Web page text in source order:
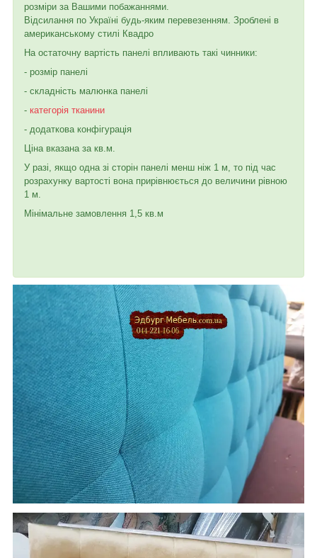
розміри за Вашими побажаннями.
Відсилання по Україні будь-яким перевезенням. Зроблені в
американському стилі Квадро
На остаточну вартість панелі впливають такі чинники:
- розмір панелі
- складність малюнка панелі
- категорія тканини
- додаткова конфігурація
Ціна вказана за кв.м.
У разі, якщо одна зі сторін панелі менш ніж 1 м, то під час
розрахунку вартості вона прирівнюється до величини рівною
1 м.
Мінімальне замовлення 1,5 кв.м